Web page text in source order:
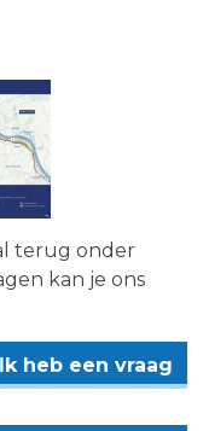
terug onder
kan je ons
Ik heb een vraag